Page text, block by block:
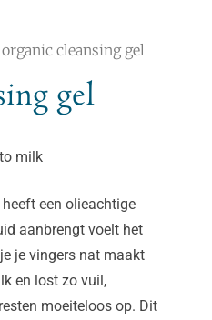
cleansing gel
gel
milk
een olieachtige
aanbrengt voelt het
je vingers nat maakt
en lost zo vuil,
moeiteloos op. Dit